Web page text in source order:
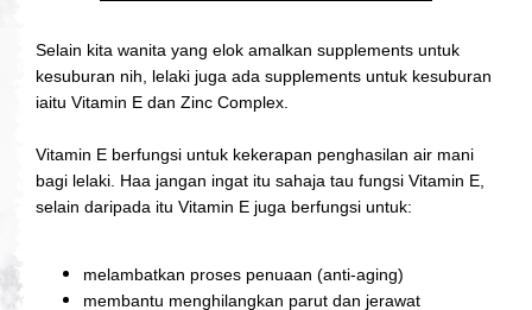
Selain kita wanita yang elok amalkan supplements untuk
kesuburan nih, lelaki juga ada supplements untuk kesuburan
iaitu Vitamin E dan Zinc Complex.
Vitamin E berfungsi untuk kekerapan penghasilan air mani
bagi lelaki. Haa jangan ingat itu sahaja tau fungsi Vitamin E,
selain daripada itu Vitamin E juga berfungsi untuk:
melambatkan proses penuaan (anti-aging)
membantu menghilangkan parut dan jerawat